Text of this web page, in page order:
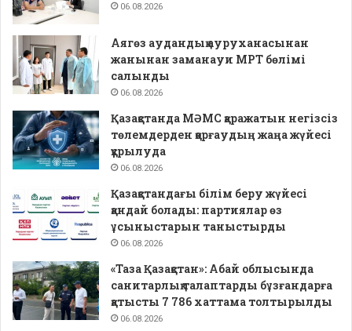
06.08.2026
Аягөз аудандық ауруханасынан
жанынан заманауи МРТ бөлімі
салынды
06.08.2026
Қазақстанда МӘМС қаражатын негізсіз
төлемдерден қорғаудың жаңа жүйесі
құрылуда
06.08.2026
Қазақстандағы білім беру жүйесі
қандай болады: партиялар өз
ұсыныстарын таныстырды
06.08.2026
«Таза Қазақстан»: Абай облысында
санитарлық талаптарды бұзғандарға
қатысты 7 786 хаттама толтырылды
06.08.2026